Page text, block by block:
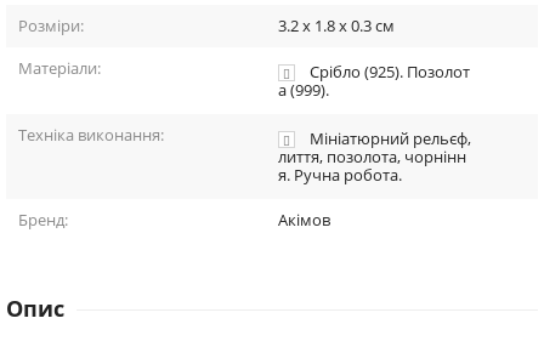
Розміри:
3.2 x 1.8 x 0.3см
Матеріали:
Срібло (925). Позолот
а (999).
Техніка виконання:
Мініатюрний рельєф,
лиття, позолота, чорнінн
я. Ручна робота.
Бренд: Акімов
Опис